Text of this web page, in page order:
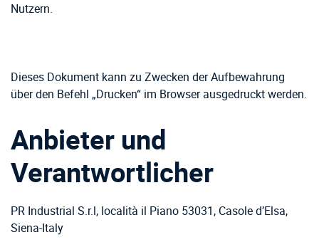
Nutzern.
Dieses Dokument kann zu Zwecken der Aufbewahrung
über den Befehl „Drucken“ im Browser ausgedruckt werden.
Anbieter und
Verantwortlicher
PR Industrial S.r.l, località il Piano 53031, Casole d’Elsa,
Siena-Italy